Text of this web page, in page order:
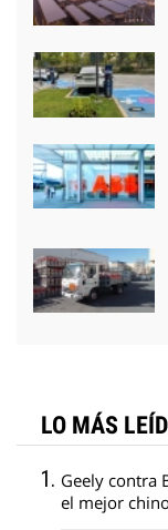
LO MÁS
Geely contra
el mejor